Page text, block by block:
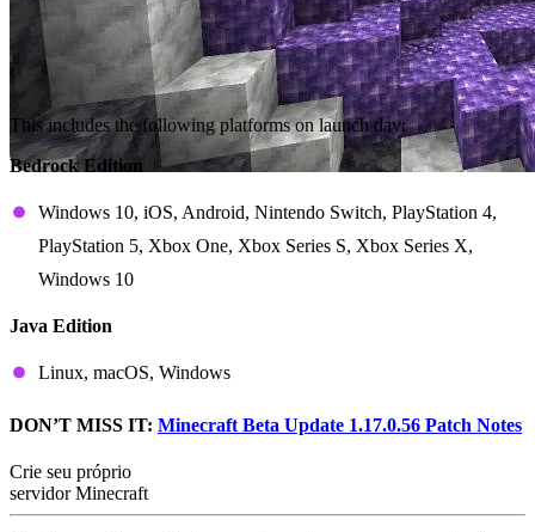
This includes the following platforms on launch day:
Bedrock Edition
Windows 10, iOS, Android, Nintendo Switch, PlayStation 4,
PlayStation 5, Xbox One, Xbox Series S, Xbox Series X,
Windows 10
Java Edition
Linux, macOS, Windows
DON’T MISS IT: Minecraft Beta Update 1.17.0.56 Patch Notes
Crie seu próprio
servidor Minecraft